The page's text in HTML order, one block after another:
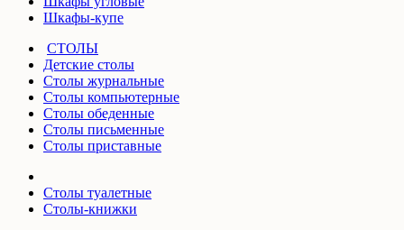
Шкафы-купе
СТОЛЫ
Детские столы
Столы журнальные
Столы компьютерные
Столы обеденные
Столы письменные
Столы приставные
Столы туалетные
Столы-книжки